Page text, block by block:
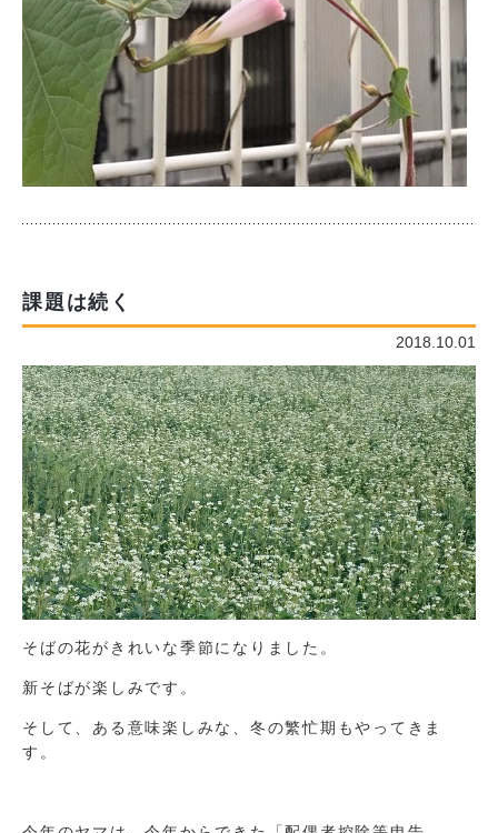
課題は続く
2018.10.01
そばの花がきれいな季節になりました。
新そばが楽しみです。
そして、ある意味楽しみな、冬の繁忙期もやってきま
す。